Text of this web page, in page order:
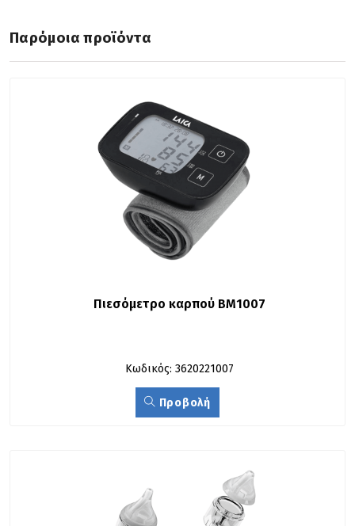
Παρόμοια προϊόντα
Πιεσόμετρο καρπού BM1007
Κωδικός: 3620221007
Προβολή